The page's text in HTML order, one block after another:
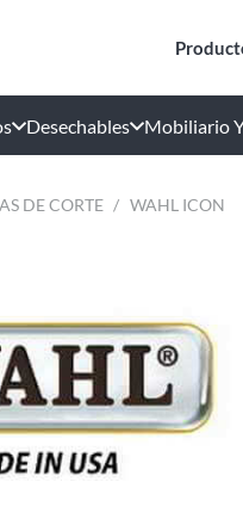
Desechables Mobiliario
DE CORTE / WAHL ICON